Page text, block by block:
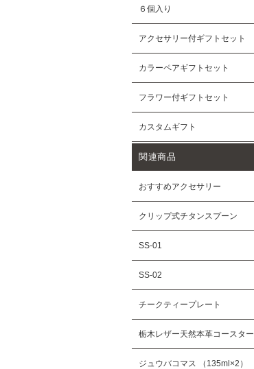
６個入り
アクセサリー付ギフトセット
カラーペアギフトセット
フラワー付ギフトセット
カスタムギフト
関連商品
おすすめアクセサリー
クリップ式チタンスプーン
SS-01
SS-02
チークティープレート
栃木レザー天然本革コースター
ジュウバコマス （135ml×2）